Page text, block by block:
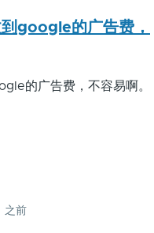
google的广告费，
的广告费，不容易啊。
之前